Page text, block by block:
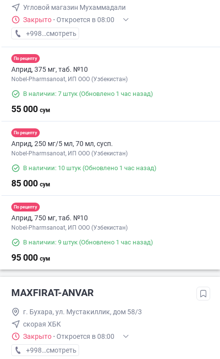
Угловой магазин Мухаммадали
Закрыто · Откроется в 08:00
+998 (91) XXX-XX-XX
смотреть
По рецепту
Априд, 375 мг, таб. №10
Nobel-Pharmsanoat, ИП ООО (Узбекистан)
В наличии: 7 штук (Обновлено 1 час назад)
55 000 сум
По рецепту
Априд, 250 мг/5 мл, 70 мл, сусп.
Nobel-Pharmsanoat, ИП ООО (Узбекистан)
В наличии: 10 штук (Обновлено 1 час назад)
85 000 сум
По рецепту
Априд, 750 мг, таб. №10
Nobel-Pharmsanoat, ИП ООО (Узбекистан)
В наличии: 9 штук (Обновлено 1 час назад)
95 000 сум
MAXFIRAT-ANVAR
г. Бухара, ул. Мустакиллик, дом 58/3
скорая ХБК
Закрыто · Откроется в 08:00
+998 (95) XXX-XX-XX
смотреть